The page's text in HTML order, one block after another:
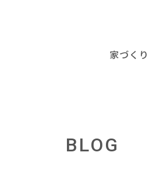
家づくり
BLOG